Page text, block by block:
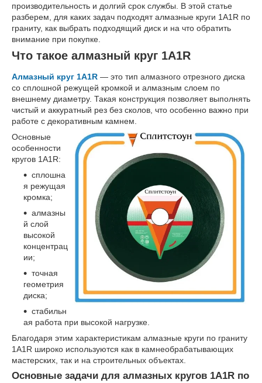
производительность и долгий срок службы. В этой статье
разберем, для каких задач подходят алмазные круги 1A1R по
граниту, как выбрать подходящий диск и на что обратить
внимание при покупке.
Что такое алмазный круг 1A1R
Алмазный круг 1A1R — это тип алмазного отрезного диска
со сплошной режущей кромкой и алмазным слоем по
внешнему диаметру. Такая конструкция позволяет выполнять
чистый и аккуратный рез без сколов, что особенно важно при
работе с декоративным камнем.
Основные
особенности
кругов 1A1R:
сплошна
я режущая
кромка;
алмазны
й слой
высокой
концентрац
ии;
точная
геометрия
диска;
стабильн
ая работа при высокой нагрузке.
Благодаря этим характеристикам алмазные круги по граниту
1A1R широко используются как в камнеобрабатывающих
мастерских, так и на строительных объектах.
Основные задачи для алмазных кругов 1A1R по